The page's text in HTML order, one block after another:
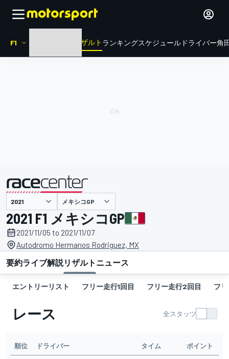
F1 リザルト ランキングスケジュール ドライバー角
主催 メキシコGP
2021 F1 メキシコGP
2021/11/05 to 2021/11/07
Autodromo Hermanos Rodriguez, MX
要約ライブ解説リザルト ニュース
エントリーリスト フリー走行1回目 フリー走行2回目 フ
レース 全スタッツ
順位 ドライバー タイム ポイント